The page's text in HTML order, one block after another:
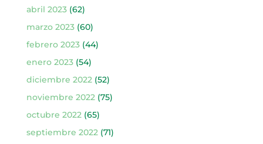
abril 2023(62)
marzo 2023(60)
febrero 2023(44)
enero 2023(54)
diciembre 2022(52)
noviembre 2022(75)
octubre 2022(65)
septiembre 2022(71)